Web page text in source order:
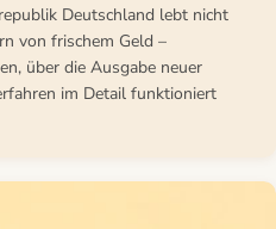
Deutschland lebt nicht
von frischem Geld –
über die Ausgabe neuer
im Detail funktioniert